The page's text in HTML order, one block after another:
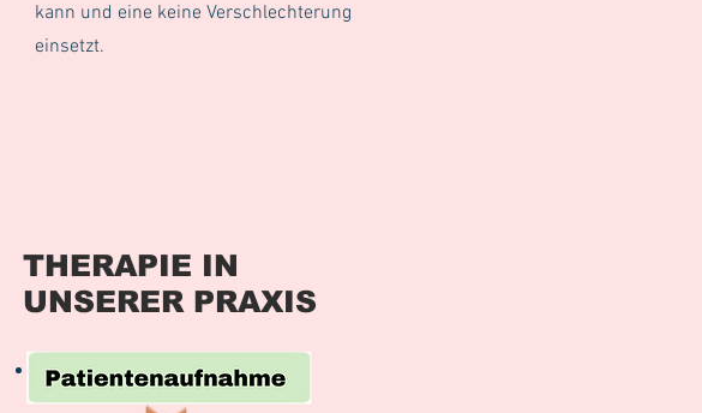
kann und eine keine Verschlechterung
einsetzt.
THERAPIE IN
UNSERER PRAXIS